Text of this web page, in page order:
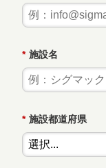
* 施設名
* 施設都道府県